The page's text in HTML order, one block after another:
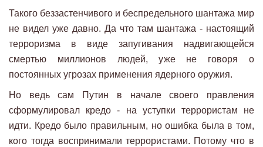
Такого беззастенчивого и беспредельного шантажа мир
не видел уже давно. Да что там шантажа - настоящий
терроризма в виде запугивания надвигающейся
смертью миллионов людей, уже не говоря о
постоянных угрозах применения ядерного оружия.
Но ведь сам Путин в начале своего правления
сформулировал кредо - на уступки террористам не
идти. Кредо было правильным, но ошибка была в том,
кого тогда воспринимали террористами. Потому что в